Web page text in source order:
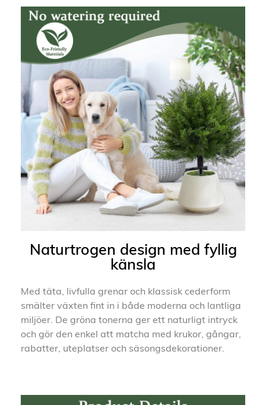
Naturtrogen design med fyllig
känsla
Med täta, livfulla grenar och klassisk cederform
smälter växten fint in i både moderna och lantliga
miljöer. De gröna tonerna ger ett naturligt intryck
och gör den enkel att matcha med krukor, gångar,
rabatter, uteplatser och säsongsdekorationer.